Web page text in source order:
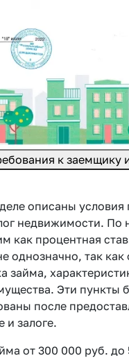
к заемщику
описаны условия
недвижимости. По
как процентная
однозначно, так как
займа,
Эти пункты
после
и залоге.
от 300 000 руб. до